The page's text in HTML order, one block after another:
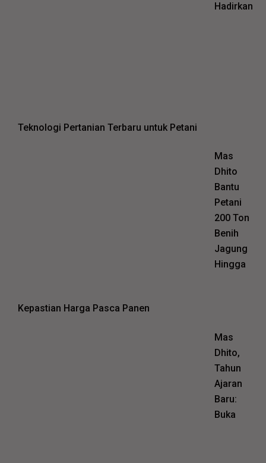
Hadirkan
Teknologi Pertanian Terbaru untuk Petani
Mas
Dhito
Bantu
Petani
200 Ton
Benih
Jagung
Hingga
Kepastian Harga Pasca Panen
Mas
Dhito,
Tahun
Ajaran
Baru:
Buka